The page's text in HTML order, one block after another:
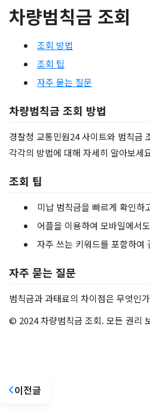
차량범칙금 조회
조회 방법
조회 팁
자주 묻는 질문
차량범칙금 조회 방법
경찰청 교통민원24 사이트와 범칙금
각각의 방법에 대해 자세히 알아보세
조회 팁
미납 범칙금을 빠르게 확인하
어플을 이용하여 모바일에서
자주 쓰는 키워드를 포함하여
자주 묻는 질문
범칙금과 과태료의 차이점은 무엇인
© 2024 차량범칙금 조회. 모든 권리
이전글